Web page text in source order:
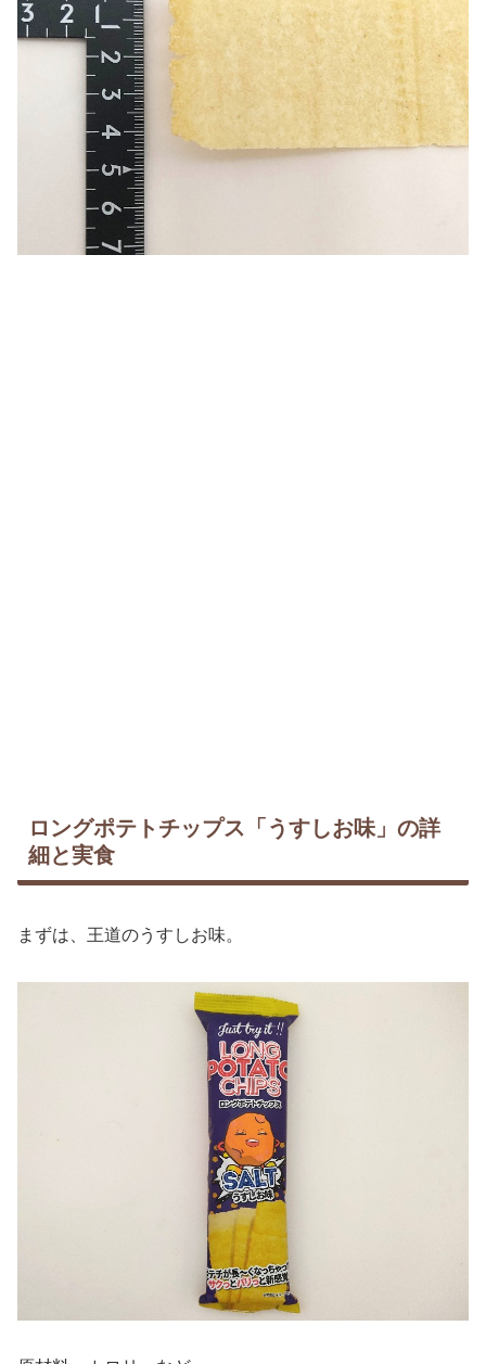
ロングポテトチップス「うすしお味」の詳
細と実食
まずは、王道のうすしお味。